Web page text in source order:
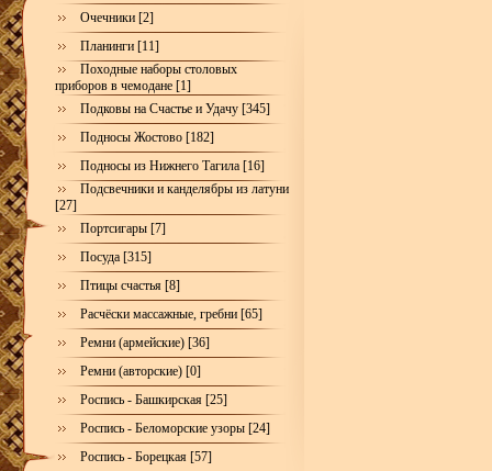
Очечники [2]
Планинги [11]
Походные наборы столовых
приборов в чемодане [1]
Подковы на Счастье и Удачу [345]
Подносы Жостово [182]
Подносы из Нижнего Тагила [16]
Подсвечники и канделябры из латуни
[27]
Портсигары [7]
Посуда [315]
Птицы счастья [8]
Расчёски массажные, гребни [65]
Ремни (армейские) [36]
Ремни (авторские) [0]
Роспись - Башкирская [25]
Роспись - Беломорские узоры [24]
Роспись - Борецкая [57]